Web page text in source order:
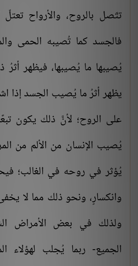
تتّصل بالروح، والأرواح
فالجسد كما تُصيبه الحمى
يُصيبها ما يُصيبها، فيظهر
يظهر أثرُ ما يُصيب الجسد إذا
على الروح؛ لأنَّ ذلك يكون
يُصيب الإنسان من الألم من
يُؤثر في روحه في الغالب؛
وانكسارٍ، ونحو ذلك مما لا
ولذلك في بعض الأمراض
الجميع- ربما يُجلب لهؤلاء